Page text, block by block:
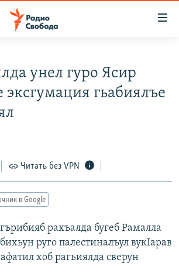
унел гуро Ясир
эксгумация гьабиялъе
Читать без VPN
в Google
рахъалда бугеб Рамалла
руго палестиналъул вукIарав
хоб рагьиялда сверун